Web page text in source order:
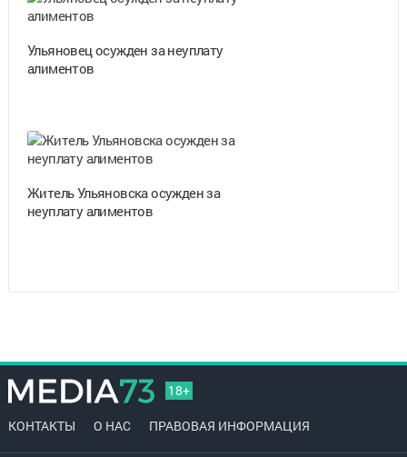
Ульяновец осужден за неуплату
алиментов
Житель Ульяновска осужден за
неуплату алиментов
18+
КОНТАКТЫ О НАС ПРАВОВАЯ ИНФОРМАЦИЯ